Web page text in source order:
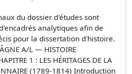
du dossier d'études sont
analytiques afin de
pour la dissertation d'histoire.
A/L — HISTOIRE
1 : LES HÉRITAGES DE LA
(1789-1814) Introduction